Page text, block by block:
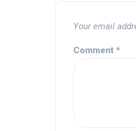
Your email
Comment *